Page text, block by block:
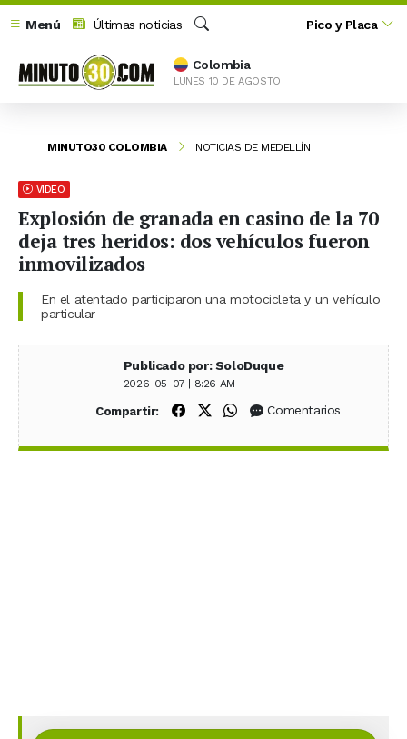
Menú
Últimas noticias
Buscar
Pico y Placa
Colombia
LUNES 10 DE AGOSTO
MINUTO30 COLOMBIA NOTICIAS DE MEDELLÍN
VIDEO
Explosión de granada en casino de la 70
deja tres heridos: dos vehículos fueron
inmovilizados
En el atentado participaron una motocicleta y un vehículo
particular
Publicado por: SoloDuque
2026-05-07 | 8:26 AM
Compartir: Compartir en Facebook
Compartir en X (Twitter)
Compartir en WhatsApp
Comentarios